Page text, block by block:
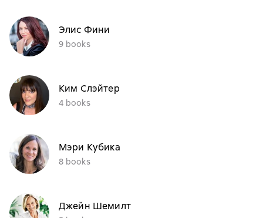
Элис Фини
9 books
Ким Слэйтер
4 books
Мэри Кубика
8 books
Джейн Шемилт